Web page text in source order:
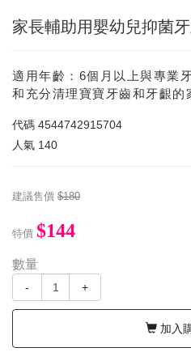
家長輔助用嬰幼兒抑菌
適用年齡：6個月以上與專業
和充分清理寶寶牙齒和牙齦的
代碼 4544742915704
人氣 140
建議售價 $180
特價 $144
數量
- +
加入